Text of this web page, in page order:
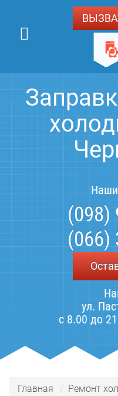
(098)
(066)
ул.
с 8.00 до
Главная Ремонт